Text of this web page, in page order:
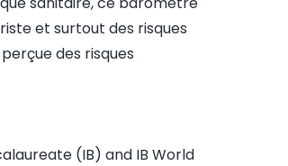
et surtout des risques
des risques
(IB) and IB World